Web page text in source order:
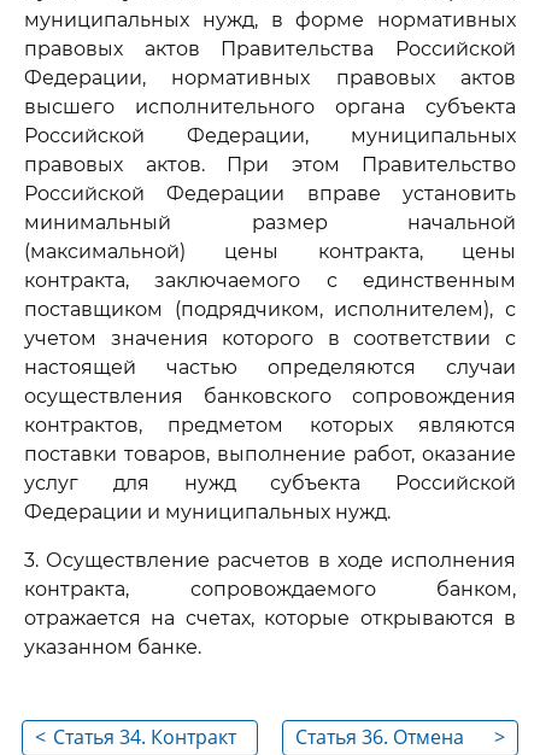
муниципальных нужд, в форме нормативных
правовых актов Правительства Российской
Федерации, нормативных правовых актов
высшего исполнительного органа субъекта
Российской Федерации, муниципальных
правовых актов. При этом Правительство
Российской Федерации вправе установить
минимальный размер начальной
(максимальной) цены контракта, цены
контракта, заключаемого с единственным
поставщиком (подрядчиком, исполнителем), с
учетом значения которого в соответствии с
настоящей частью определяются случаи
осуществления банковского сопровождения
контрактов, предметом которых являются
поставки товаров, выполнение работ, оказание
услуг для нужд субъекта Российской
Федерации и муниципальных нужд.
3. Осуществление расчетов в ходе исполнения
контракта, сопровождаемого банком,
отражается на счетах, которые открываются в
указанном банке.
< Статья 34. Контракт >
Статья 36. Отмена